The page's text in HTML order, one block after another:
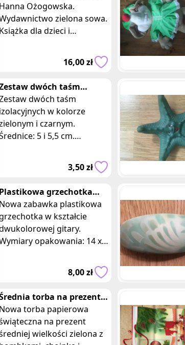
sowa
Ożogowska.
zielona sowa.
dla dzieci i
stan bardzo dobry.
okładki: Pięta ac16,00 zł
dwóch taśm
zielona
dwóch taśm
w kolorze
i czarnym.
5 i 5,5 cm.
takich jak
3,50 zł
grzechotka
zielona gitara
zabawka plastikowa
w kształcie
gitary.
opakowania: 14 x
świat. Na8,00 zł
torba na prezent
z bombkami
torba papierowa
na prezent
wielkości zielona z